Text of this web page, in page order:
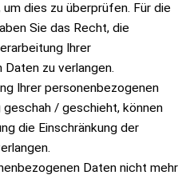
dies zu überprüfen. Für die
Sie das Recht, die
Ihrer
zu verlangen.
Ihrer personenbezogenen
/ geschieht, können
die Einschränkung der
Daten nicht mehr